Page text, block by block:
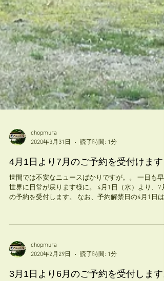
chopmura
2020年3月31日
読了時間: 1分
4月1日より7月のご予約を受付けます
いては、先着順ではなく抽選で決定いたします。...
chopmura